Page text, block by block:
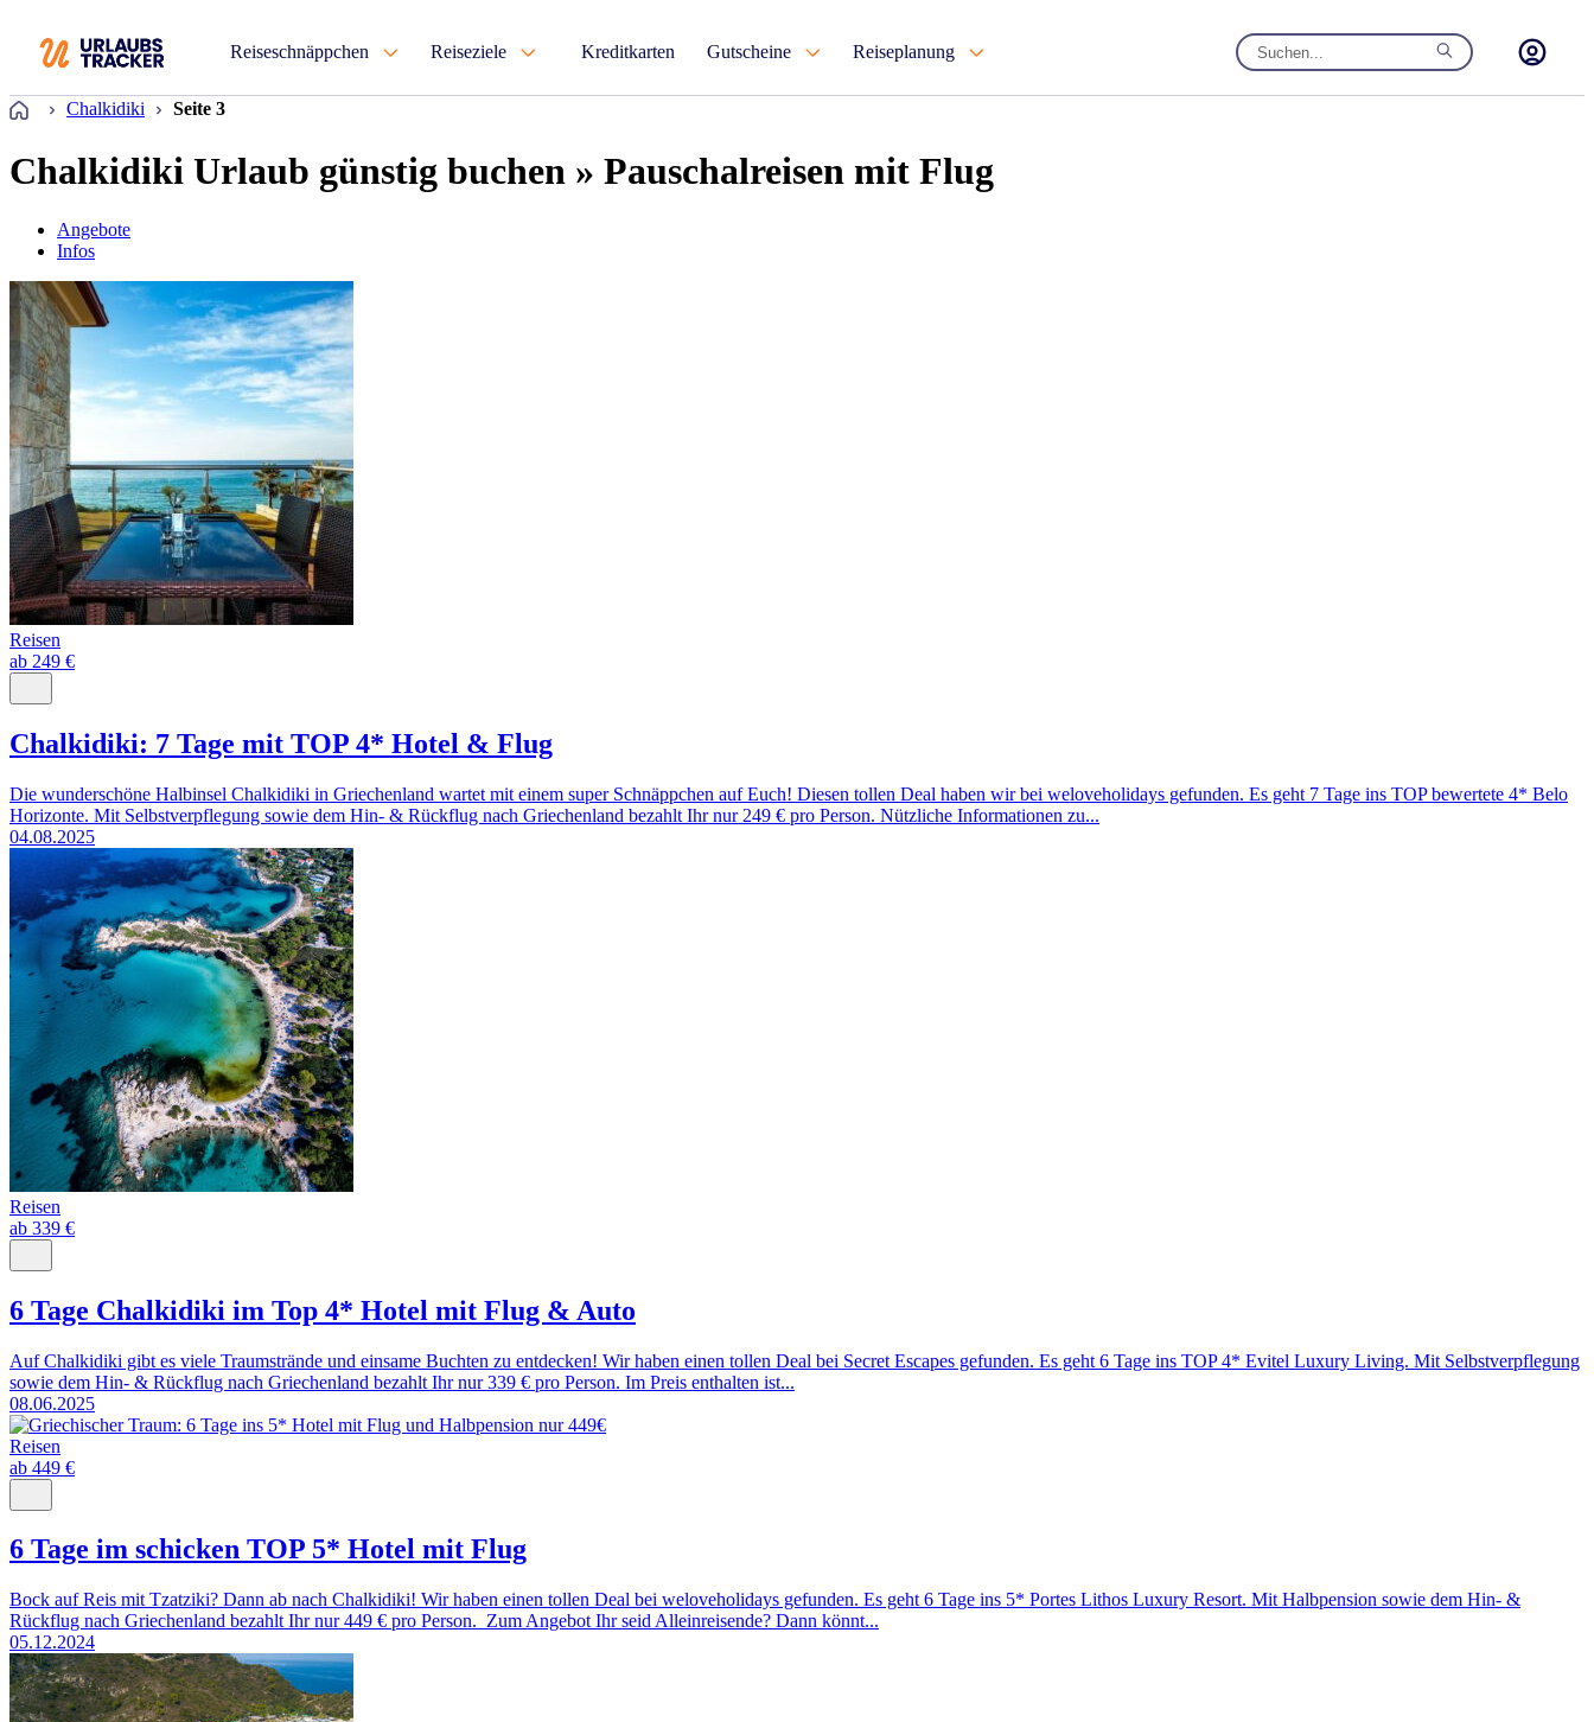
Reiseschnäppchen Reiseziele Kreditkarten Gutscheine Reiseplanung
Startseite
Chalkidiki Seite 3
Chalkidiki Urlaub günstig buchen » Pauschalreisen mit Flug
Angebote
Infos
Reisen
ab 249 €
Chalkidiki: 7 Tage mit TOP 4* Hotel & Flug
Die wunderschöne Halbinsel Chalkidiki in Griechenland wartet mit einem super Schnäppchen auf Euch! Diesen tollen Deal haben wir bei weloveholidays gefunden. Es geht 7 Tage ins TOP bewertete 4* Belo
Horizonte. Mit Selbstverpflegung sowie dem Hin- & Rückflug nach Griechenland bezahlt Ihr nur 249 € pro Person. Nützliche Informationen zu...
04.08.2025
Reisen
ab 339 €
6 Tage Chalkidiki im Top 4* Hotel mit Flug & Auto
Auf Chalkidiki gibt es viele Traumstrände und einsame Buchten zu entdecken! Wir haben einen tollen Deal bei Secret Escapes gefunden. Es geht 6 Tage ins TOP 4* Evitel Luxury Living. Mit Selbstverpflegung
sowie dem Hin- & Rückflug nach Griechenland bezahlt Ihr nur 339 € pro Person. Im Preis enthalten ist...
08.06.2025
Reisen
ab 449 €
6 Tage im schicken TOP 5* Hotel mit Flug
Bock auf Reis mit Tzatziki? Dann ab nach Chalkidiki! Wir haben einen tollen Deal bei weloveholidays gefunden. Es geht 6 Tage ins 5* Portes Lithos Luxury Resort. Mit Halbpension sowie dem Hin- &
Rückflug nach Griechenland bezahlt Ihr nur 449 € pro Person. Zum Angebot Ihr seid Alleinreisende? Dann könnt...
05.12.2024